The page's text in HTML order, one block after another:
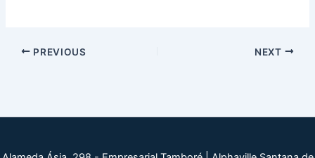
Post
PREVIOUS NEXT